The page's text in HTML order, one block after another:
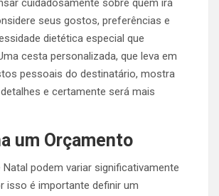
cuidadosamente sobre quem irá
seus gostos, preferências e
dietética especial que
cesta personalizada, que leva em
pessoais do destinatário, mostra
e certamente será mais
um Orçamento
podem variar significativamente
isso é importante definir um